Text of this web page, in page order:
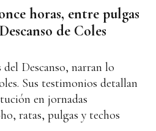
horas, entre pulgas
de Coles
Descanso, narran lo
Sus testimonios detallan
en jornadas
ratas, pulgas y techos